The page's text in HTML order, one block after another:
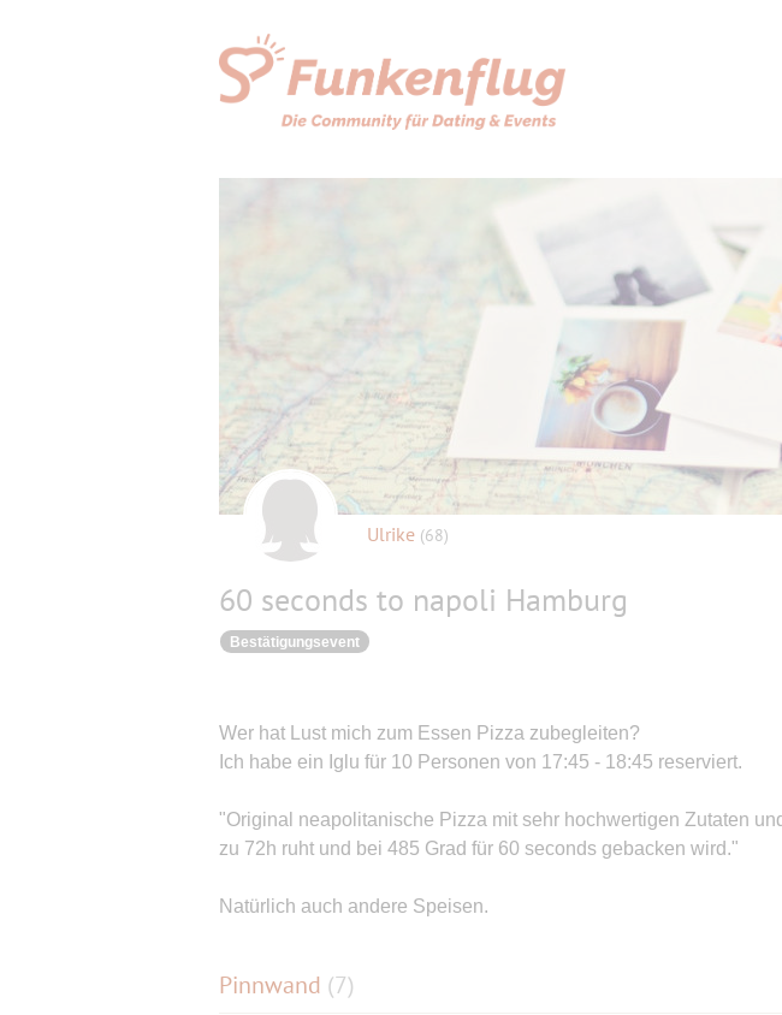
Ulrike (68)
60 seconds to napoli Hamburg
Bestätigungsevent
Wer hat Lust mich zum Essen Pizza zubegleiten?
Ich habe ein Iglu für 10 Personen von 17:45 - 18:45 reserviert.
"Original neapolitanische Pizza mit sehr hochwertigen Zutaten
zu 72h ruht und bei 485 Grad für 60 seconds gebacken wird."
Natürlich auch andere Speisen.
Pinnwand (7)